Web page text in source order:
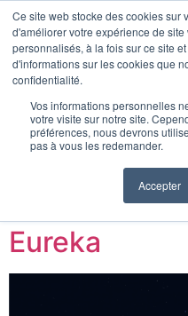
Ce site web stocke des cookies sur
d'améliorer votre expérience de
personnalisés, à la fois sur ce site
d'informations sur les cookies que
confidentialité.
Vos informations personnelles
votre visite sur notre site.
préférences, nous devrons
pas à vous les redemander.
Accepter
Auteur/
ggaschet
Focus sur :
Eureka